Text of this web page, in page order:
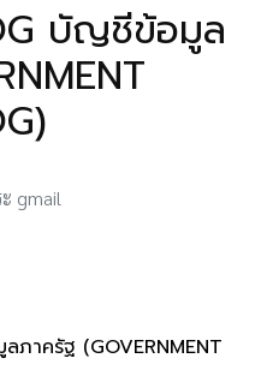
บัญชีข้อมูล
gmail
ภาครัฐ (GOVERNMENT